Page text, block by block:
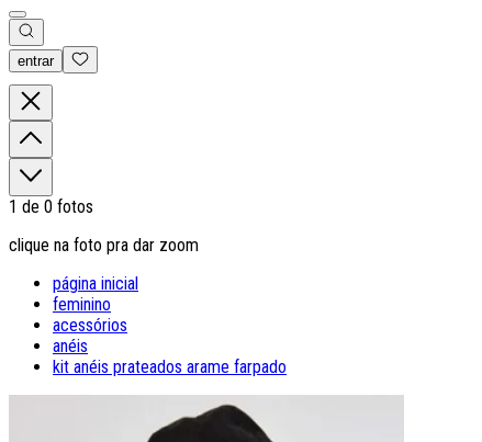
entrar
1 de 0 fotos
clique na foto pra dar zoom
página inicial
feminino
acessórios
anéis
kit anéis prateados arame farpado